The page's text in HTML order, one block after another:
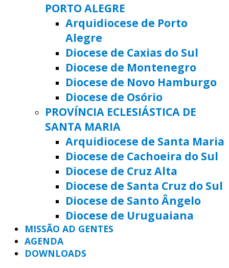
PORTO ALEGRE
Arquidiocese de Porto
Alegre
Diocese de Caxias do Sul
Diocese de Montenegro
Diocese de Novo Hamburgo
Diocese de Osório
PROVÍNCIA ECLESIÁSTICA DE
SANTA MARIA
Arquidiocese de Santa Maria
Diocese de Cachoeira do Sul
Diocese de Cruz Alta
Diocese de Santa Cruz do Sul
Diocese de Santo Ângelo
Diocese de Uruguaiana
MISSÃO AD GENTES
AGENDA
DOWNLOADS